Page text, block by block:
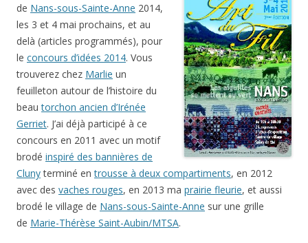
de Nans-sous-Sainte-Anne 2014,
les 3 et 4 mai prochains, et au
delà (articles programmés), pour
le concours d’idées 2014. Vous
trouverez chez Marlie un
feuilleton autour de l’histoire du
beautorchon ancien d’Irénée
Gerriet. J’ai déjà participé à ce
concours en 2011 avec un motif
brodé inspiré des bannières de
Clunyterminé entrousse à deux compartiments, en 2012
avec des vaches rouges, en 2013 ma prairie fleurie, et aussi
brodé le village de Nans-sous-Sainte-Anne sur une grille
de Marie-Thérèse Saint-Aubin/MTSA.